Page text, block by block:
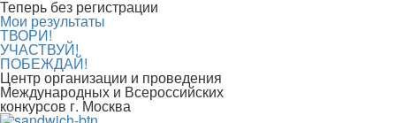
Теперь без регистрации
Мои результаты
ТВОРИ!
УЧАСТВУЙ!
ПОБЕЖДАЙ!
Центр организации и проведения
Международных и Всероссийских
конкурсов г. Москва